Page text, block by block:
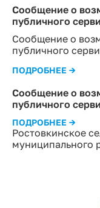
Ростовкинское
муниципального
Сообщение о
публичного
Сообщение о
публичного
ПОДРОБНЕЕ →
Сообщение о
публичного
ПОДРОБНЕЕ →